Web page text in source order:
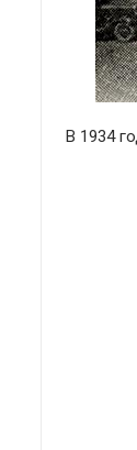
В 1934